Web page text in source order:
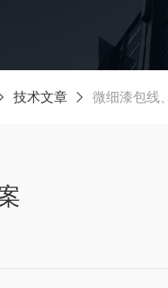
技术文章 微细漆包线